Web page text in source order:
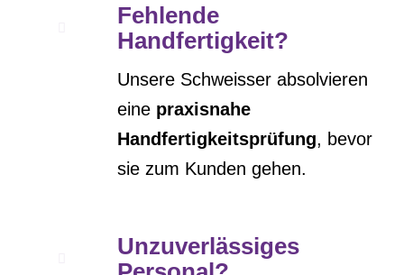
Fehlende
Handfertigkeit?
Unsere Schweisser absolvieren
eine praxisnahe
Handfertigkeitsprüfung, bevor
sie zum Kunden gehen.
Unzuverlässiges